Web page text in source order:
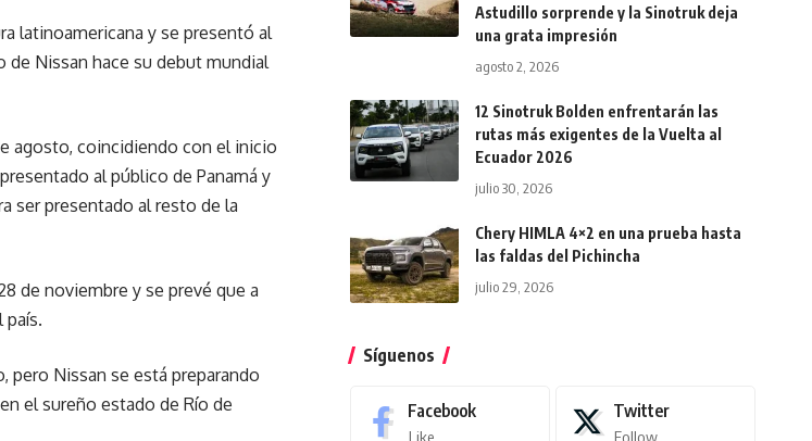
latinoamericana y se presentó al
de Nissan hace su debut mundial
agosto, coincidiendo con el inicio
al público de Panamá y
ser presentado al resto de la
de noviembre y se prevé que a
país.
pero Nissan se está preparando
el sureño estado de Río de
Astudillo sorprende y la Sinotruk deja
una grata impresión
agosto 2, 2026
12 Sinotruk Bolden enfrentarán las
rutas más exigentes de la Vuelta al
Ecuador 2026
julio 30, 2026
Chery HIMLA 4×2 en una prueba hasta
las faldas del Pichincha
julio 29, 2026
Síguenos
Facebook
Like
Twitter
Follow